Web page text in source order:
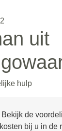
uit
hulp
Bekijk de
kosten bij u in de